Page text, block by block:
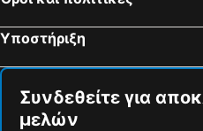
Υποστήριξη
Συνδεθείτε για
μελών